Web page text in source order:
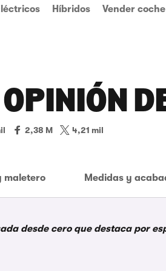
Híbridos Vender coche
2,38 M 4,21 mil
maletero Medidas y
desde cero que destaca por